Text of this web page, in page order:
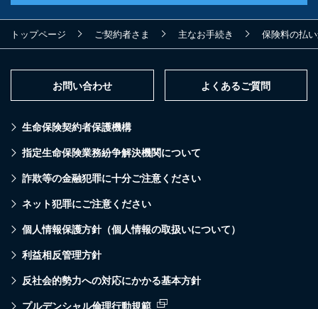
トップページ ご契約者さま 主なお手続き 保険料の払
生命保険契約者保護機構
指定生命保険業務紛争解決機関について
詐欺等の金融犯罪に十分ご注意ください
ネット犯罪にご注意ください
個人情報保護方針（個人情報の取扱いについて）
利益相反管理方針
反社会的勢力への対応にかかる基本方針
プルデンシャル倫理行動規範
お問い合わせ よくあるご質問